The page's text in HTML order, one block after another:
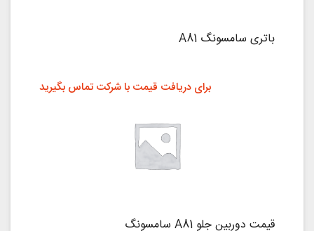
باتری سامسونگ A81
قیمت دوربین جلو A81 سامسونگ
برای دریافت قیمت با شرکت تماس بگیرید